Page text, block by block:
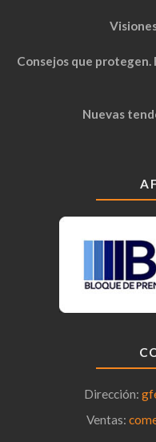
Consejos que protegen.
Nuevas
Dirección:
Ventas: